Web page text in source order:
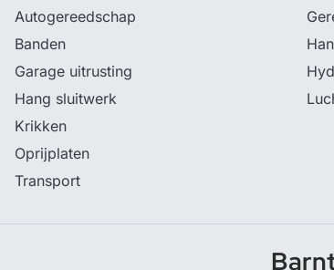
Autogereedschap
Banden
Garage uitrusting
Hang sluitwerk
Krikken
Oprijplaten
Transport